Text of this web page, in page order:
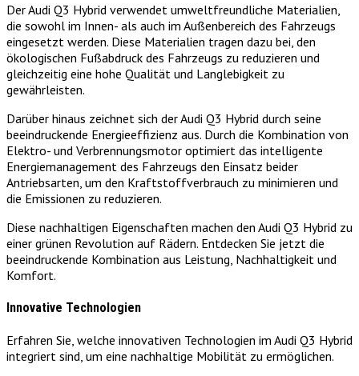
Der Audi Q3 Hybrid verwendet umweltfreundliche Materialien,
die sowohl im Innen- als auch im Außenbereich des Fahrzeugs
eingesetzt werden. Diese Materialien tragen dazu bei, den
ökologischen Fußabdruck des Fahrzeugs zu reduzieren und
gleichzeitig eine hohe Qualität und Langlebigkeit zu
gewährleisten.
Darüber hinaus zeichnet sich der Audi Q3 Hybrid durch seine
beeindruckende Energieeffizienz aus. Durch die Kombination von
Elektro- und Verbrennungsmotor optimiert das intelligente
Energiemanagement des Fahrzeugs den Einsatz beider
Antriebsarten, um den Kraftstoffverbrauch zu minimieren und
die Emissionen zu reduzieren.
Diese nachhaltigen Eigenschaften machen den Audi Q3 Hybrid zu
einer grünen Revolution auf Rädern. Entdecken Sie jetzt die
beeindruckende Kombination aus Leistung, Nachhaltigkeit und
Komfort.
Innovative Technologien
Erfahren Sie, welche innovativen Technologien im Audi Q3 Hybrid
integriert sind, um eine nachhaltige Mobilität zu ermöglichen.